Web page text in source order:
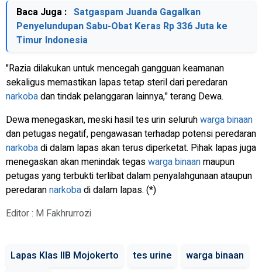
Baca Juga : Satgaspam Juanda Gagalkan
Penyelundupan Sabu-Obat Keras Rp 336 Juta ke
Timur Indonesia
"Razia dilakukan untuk mencegah gangguan keamanan
sekaligus memastikan lapas tetap steril dari peredaran
narkobadan tindak pelanggaran lainnya," terang Dewa.
Dewa menegaskan, meski hasil tes urin seluruhwarga binaan
dan petugas negatif, pengawasan terhadap potensi peredaran
narkobadi dalam lapas akan terus diperketat. Pihak lapas juga
menegaskan akan menindak tegaswarga binaanmaupun
petugas yang terbukti terlibat dalam penyalahgunaan ataupun
peredarannarkobadi dalam lapas. (*)
Editor : M Fakhrurrozi
Lapas Klas IIB Mojokerto tes urine warga binaan